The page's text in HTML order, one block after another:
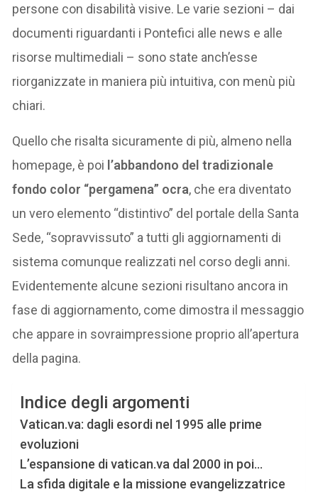
persone con disabilità visive. Le varie sezioni – dai
documenti riguardanti i Pontefici alle news e alle
risorse multimediali – sono state anch’esse
riorganizzate in maniera più intuitiva, con menù più
chiari.
Quello che risalta sicuramente di più, almeno nella
homepage, è poi l’abbandono del tradizionale
fondo color “pergamena” ocra, che era diventato
un vero elemento “distintivo” del portale della Santa
Sede, “sopravvissuto” a tutti gli aggiornamenti di
sistema comunque realizzati nel corso degli anni.
Evidentemente alcune sezioni risultano ancora in
fase di aggiornamento, come dimostra il messaggio
che appare in sovraimpressione proprio all’apertura
della pagina.
Indice degli argomenti
Vatican.va: dagli esordi nel 1995 alle prime
evoluzioni
L’espansione di vatican.va dal 2000 in poi…
La sfida digitale e la missione evangelizzatrice